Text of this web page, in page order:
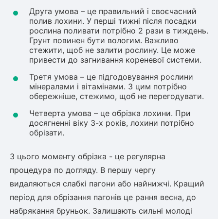
Друга умова – це правильний і своєчасний
полив лохини. У перші тижні після посадки
рослина поливати потрібно 2 рази в тиждень.
Грунт повинен бути вологим. Важливо
стежити, щоб не залити рослину. Це може
привести до загнивання кореневої системи.
Третя умова – це підгодовування рослини
мінералами і вітамінами. З цим потрібно
обережніше, стежимо, щоб не перегодувати.
Четверта умова – це обрізка лохини. При
досягненні віку 3-х років, лохини потрібно
обрізати.
З цього моменту обрізка - це регулярна
процедура по догляду. В першу чергу
видаляються слабкі пагони або найнижчі. Кращий
період для обрізання пагонів це рання весна, до
набрякання бруньок. Залишають сильні молоді